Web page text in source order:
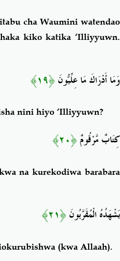
cha Waumini watendao
kiko katika ‘Illiyyuwn.
وَمَا أَدْرَاكَ مَا عِلِّيُّونَ﴿١٩﴾
nini hiyo ‘Illiyyuwn?
كِتَابٌ مَّرْقُومٌ﴿٢٠﴾
na kurekodiwa barabara
يَشْهَدُهُ الْمُقَرَّبُونَ﴿٢١﴾
(kwa Allaah).